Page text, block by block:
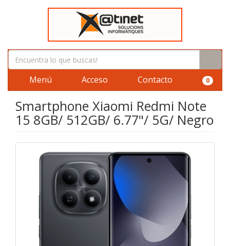
Menú Acceso Contacto 0
Smartphone Xiaomi Redmi Note
15 8GB/ 512GB/ 6.77"/ 5G/ Negro